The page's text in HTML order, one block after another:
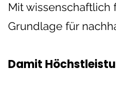
Mit
Grundlage für
Damit